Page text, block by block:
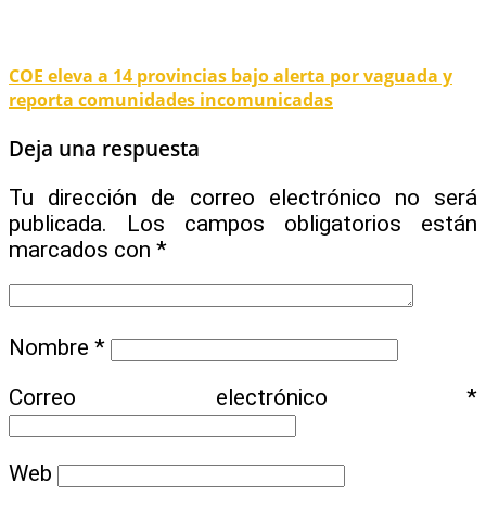
COE eleva a 14 provincias bajo alerta por vaguada y
reporta comunidades incomunicadas
Deja una respuesta
Tu dirección de correo electrónico no será
publicada.
Los campos obligatorios están
marcados con *
Nombre *
Correo electrónico *
Web